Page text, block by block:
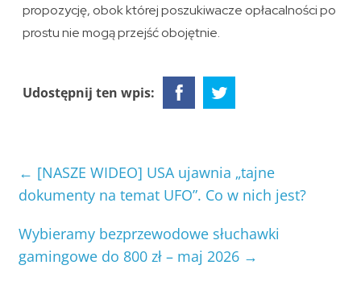
propozycję, obok której poszukiwacze opłacalności po
prostu nie mogą przejść obojętnie.
Udostępnij ten wpis:
← [NASZE WIDEO] USA ujawnia „tajne
dokumenty na temat UFO”. Co w nich jest?
Wybieramy bezprzewodowe słuchawki
gamingowe do 800 zł – maj 2026 →